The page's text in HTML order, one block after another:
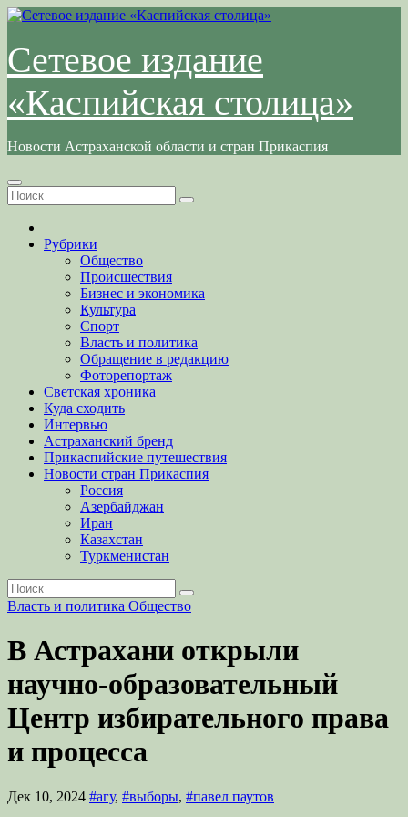
Перейти
содержимому
Сетевое издание
«Каспийская столица»
Новости Астраханской области и стран Прикаспия
Рубрики
Общество
Происшествия
Бизнес и экономика
Культура
Спорт
Власть и политика
Обращение в редакцию
Фоторепортаж
Светская хроника
Куда сходить
Интервью
Астраханский бренд
Прикаспийские путешествия
Новости стран Прикаспия
Россия
Азербайджан
Иран
Казахстан
Туркменистан
Власть и политика Общество
В Астрахани открыли
научно-образовательный
Центр избирательного права
и процесса
Дек 10, 2024 #агу, #выборы, #павел паутов